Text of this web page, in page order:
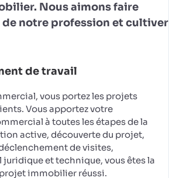
Nous aimons faire
notre profession et cultiver
de travail
vous portez les projets
Vous apportez votre
à toutes les étapes de la
active, découverte du projet,
de visites,
et technique, vous êtes la
immobilier réussi.